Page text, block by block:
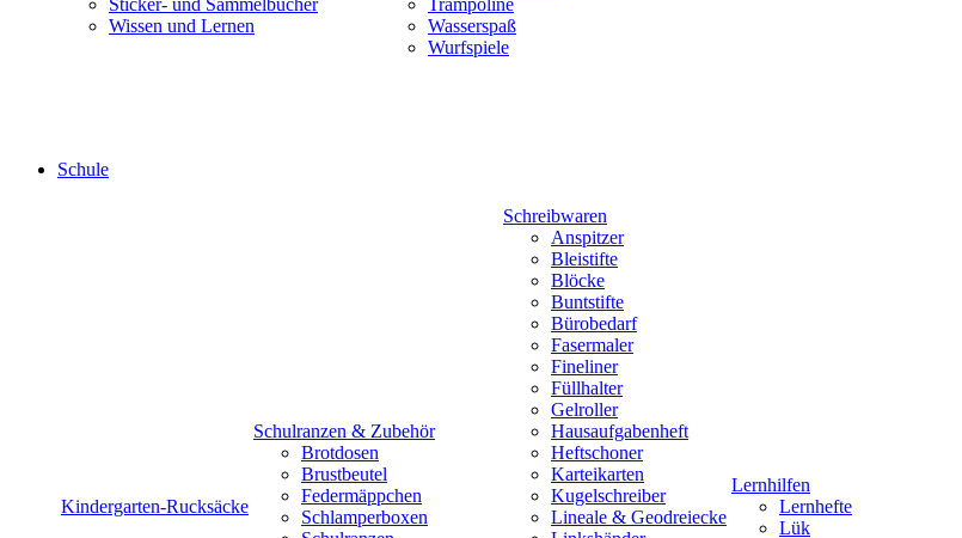
Wissen und Lernen
Wasserspaß
Wurfspiele
Schule
Kindergarten-Rucksäcke
Schulranzen & Zubehör
Brotdosen
Brustbeutel
Federmäppchen
Schlamperboxen
Schreibwaren
Anspitzer
Bleistifte
Blöcke
Buntstifte
Bürobedarf
Fasermaler
Fineliner
Füllhalter
Gelroller
Hausaufgabenheft
Heftschoner
Karteikarten
Kugelschreiber
Lineale & Geodreiecke
Lernhilfen
Lernhefte
Lük